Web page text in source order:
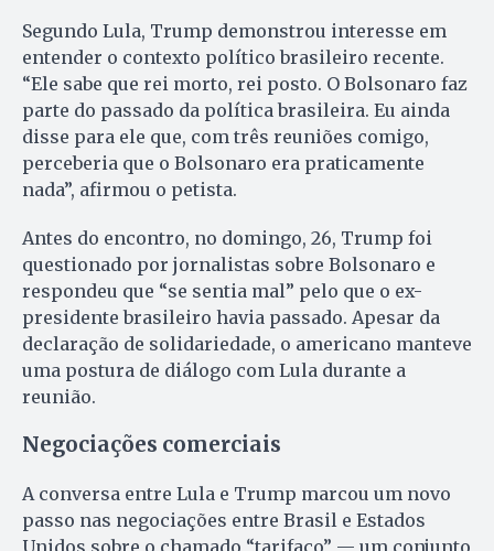
Segundo Lula, Trump demonstrou interesse em
entender o contexto político brasileiro recente.
“Ele sabe que rei morto, rei posto. O Bolsonaro faz
parte do passado da política brasileira. Eu ainda
disse para ele que, com três reuniões comigo,
perceberia que o Bolsonaro era praticamente
nada”, afirmou o petista.
Antes do encontro, no domingo, 26, Trump foi
questionado por jornalistas sobre Bolsonaro e
respondeu que “se sentia mal” pelo que o ex-
presidente brasileiro havia passado. Apesar da
declaração de solidariedade, o americano manteve
uma postura de diálogo com Lula durante a
reunião.
Negociações comerciais
A conversa entre Lula e Trump marcou um novo
passo nas negociações entre Brasil e Estados